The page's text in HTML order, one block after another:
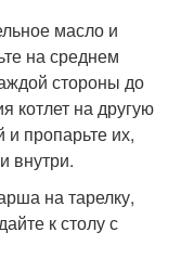
масло и
на среднем
стороны до
котлет на другую
и пропарьте их,
внутри.
на тарелку,
к столу с